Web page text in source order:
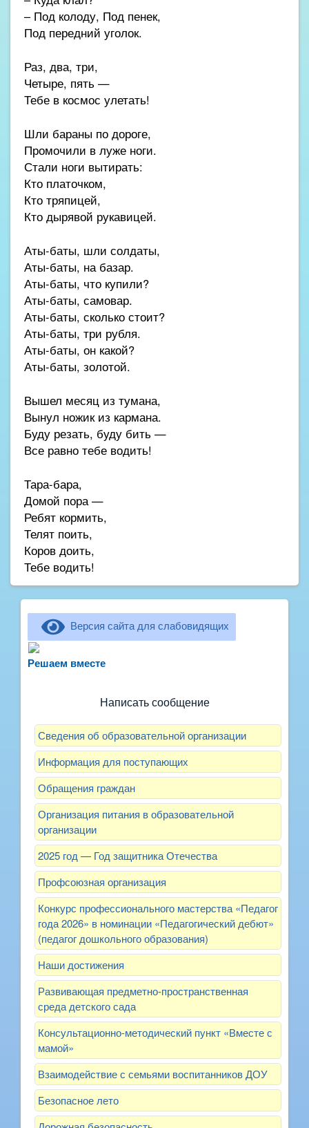
– Под колоду, Под пенек,
Под передний уголок.
Раз, два, три,
Четыре, пять —
Тебе в космос улетать!
Шли бараны по дороге,
Промочили в луже ноги.
Стали ноги вытирать:
Кто платочком,
Кто тряпицей,
Кто дырявой рукавицей.
Аты-баты, шли солдаты,
Аты-баты, на базар.
Аты-баты, что купили?
Аты-баты, самовар.
Аты-баты, сколько стоит?
Аты-баты, три рубля.
Аты-баты, он какой?
Аты-баты, золотой.
Вышел месяц из тумана,
Вынул ножик из кармана.
Буду резать, буду бить —
Все равно тебе водить!
Тара-бара,
Домой пора —
Ребят кормить,
Телят поить,
Коров доить,
Тебе водить!
Версия сайта для слабовидящих
Решаем вместерассказать о воспитателях? Знаете, как
Написать сообщение
Сведения об образовательной организации
Информация для поступающих
Обращения граждан
Организация питания в образовательной
организации
2025 год — Год защитника Отечества
Профсоюзная организация
Конкурс профессионального мастерства «Педагог
года 2026» в номинации «Педагогический дебют»
(педагог дошкольного образования)
Наши достижения
Развивающая предметно-пространственная
среда детского сада
Консультационно-методический пункт «Вместе с
мамой»
Взаимодействие с семьями воспитанников ДОУ
Безопасное лето